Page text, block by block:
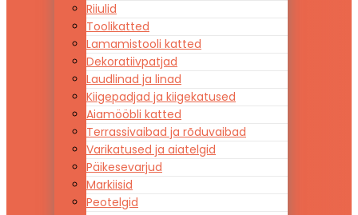
Riiulid
Toolikatted
Lamamistooli katted
Dekoratiivpatjad
Laudlinad ja linad
Kiigepadjad ja kiigekatused
Aiamööbli katted
Terrassivaibad ja rõduvaibad
Varikatused ja aiatelgid
Päikesevarjud
Markiisid
Peotelgid